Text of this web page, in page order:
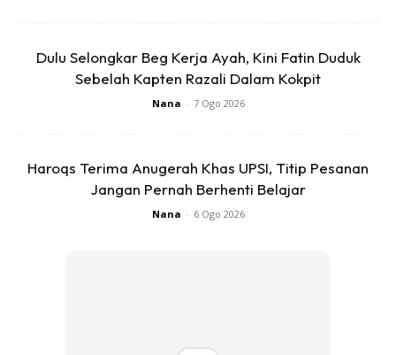
agar dia tetap diberi ruang untuk belajar, mencuba dan
membina kehidupan sendiri.
Dulu Selongkar Beg Kerja Ayah, Kini Fatin Duduk
Sebelah Kapten Razali Dalam Kokpit
Nana - 7 Ogo 2026
Haroqs Terima Anugerah Khas UPSI, Titip Pesanan
Jangan Pernah Berhenti Belajar
Nana - 6 Ogo 2026